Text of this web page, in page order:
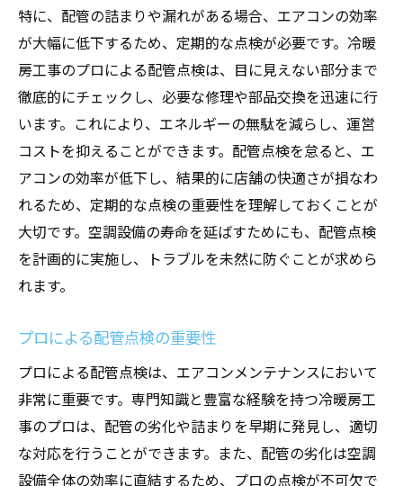
特に、配管の詰まりや漏れがある場合、エアコンの効率
が大幅に低下するため、定期的な点検が必要です。冷暖
房工事のプロによる配管点検は、目に見えない部分まで
徹底的にチェックし、必要な修理や部品交換を迅速に行
います。これにより、エネルギーの無駄を減らし、運営
コストを抑えることができます。配管点検を怠ると、エ
アコンの効率が低下し、結果的に店舗の快適さが損なわ
れるため、定期的な点検の重要性を理解しておくことが
大切です。空調設備の寿命を延ばすためにも、配管点検
を計画的に実施し、トラブルを未然に防ぐことが求めら
れます。
プロによる配管点検の重要性
プロによる配管点検は、エアコンメンテナンスにおいて
非常に重要です。専門知識と豊富な経験を持つ冷暖房工
事のプロは、配管の劣化や詰まりを早期に発見し、適切
な対応を行うことができます。また、配管の劣化は空調
設備全体の効率に直結するため、プロの点検が不可欠で